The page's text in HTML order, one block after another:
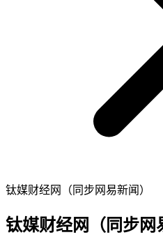
钛媒财经网（同步网易新闻）
钛媒财经网（同步网